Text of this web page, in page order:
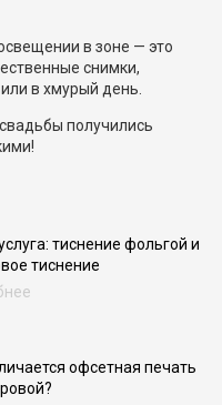
в зоне — это
снимки,
в хмурый день.
получились
тиснение фольгой и
тиснение
офсетная печать